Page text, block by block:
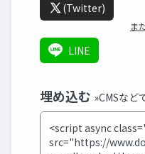
(Twitter)
ま
LINE
埋め込む »CMSなど